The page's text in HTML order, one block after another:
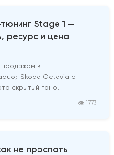
Stage 1 —
ресурс и цена
в
Skoda Octavia с
скрытый гоно...
👁 1773
не проспать